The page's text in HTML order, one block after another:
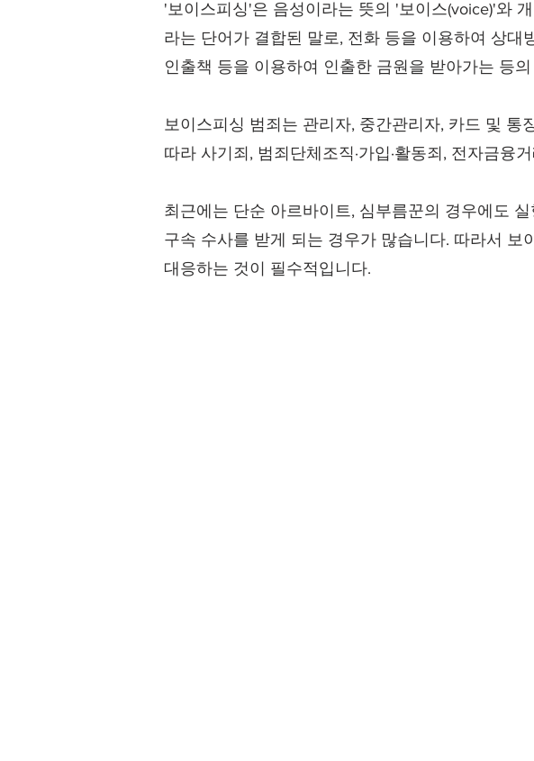
'보이스피싱'은 음성이라는 뜻의 '보이스(voice)'와
라는 단어가 결합된 말로, 전화 등을 이용하여 상
인출책 등을 이용하여 인출한 금원을 받아가는 등
보이스피싱 범죄는 관리자, 중간관리자, 카드 및 통
따라 사기죄, 범죄단체조직·가입·활동죄, 전자금융
최근에는 단순 아르바이트, 심부름꾼의 경우에도
구속 수사를 받게 되는 경우가 많습니다. 따라서
대응하는 것이 필수적입니다.